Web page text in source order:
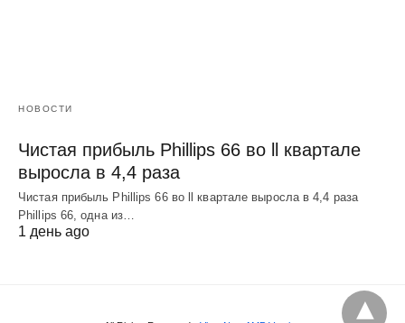
НОВОСТИ
Чистая прибыль Phillips 66 во ll квартале
выросла в 4,4 раза
Чистая прибыль Phillips 66 во ll квартале выросла в 4,4 раза
Phillips 66, одна из…
1 день ago